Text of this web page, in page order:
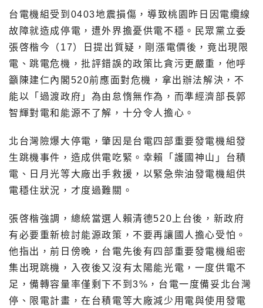
台電機組受到0403地震損傷，導致桃園昨日因電纜線
故障就造成停電，遭外界擔憂供電不穩。民眾黨立委
張啓楷今（17）日提出質疑，剛漲電價後，竟出現限
電、跳電危機，批評錯誤的政策比貪污更嚴重，他呼
籲陳建仁內閣520前應面對危機，拿出辦法解決，不
能以「過渡政府」為由怠惰無作為，而準經濟部長郭
智輝對電和能源不了解，十分令人擔心。
北台灣險爆大停電，肇因是台電四部重要發電機組發
生跳機事件，造成供電吃緊。幸賴「護國神山」台積
電、日月光等大廠出手救援，以緊急柴油發電機組供
電穩住狀況，才度過難關。
張啓楷強調，總統當選人賴清德520上台後，新政府
有必要重新檢討能源政策，不要再讓國人擔心受怕。
他指出，前日傍晚，台電先後有四部重要發電機組密
集出現跳機，入夜後又沒有太陽能光電，一度供電不
足，備轉容量率僅剩下不到3%，台電一度備妥北台灣
停、限電計畫，在台積電等大廠減少用電與使用發電